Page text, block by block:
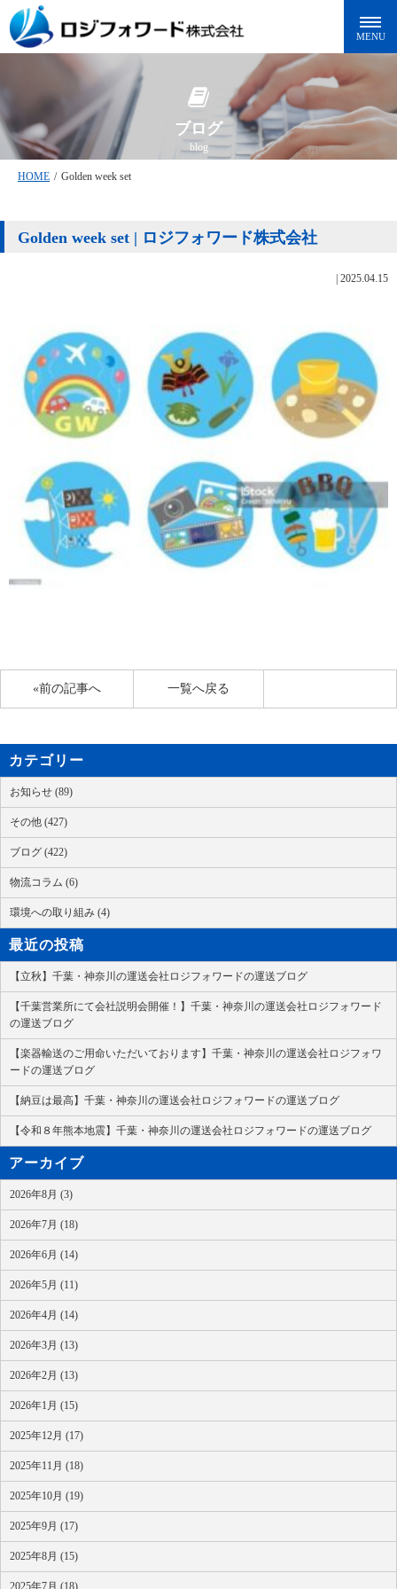
ブログ
blog
HOME / Golden week set
Golden week set | ロジフォワード株式会社
2025.04.15
«前の記事へ 一覧へ戻る
カテゴリー
お知らせ (89)
その他 (427)
ブログ (422)
物流コラム (6)
環境への取り組み (4)
最近の投稿
【立秋】千葉・神奈川の運送会社ロジフォワードの運送ブログ
【千葉営業所にて会社説明会開催！】千葉・神奈川の運送会社ロジフォワード
の運送ブログ
【楽器輸送のご用命いただいております】千葉・神奈川の運送会社ロジフォワ
ードの運送ブログ
【納豆は最高】千葉・神奈川の運送会社ロジフォワードの運送ブログ
【令和８年熊本地震】千葉・神奈川の運送会社ロジフォワードの運送ブログ
アーカイブ
2026年8月 (3)
2026年7月 (18)
2026年6月 (14)
2026年5月 (11)
2026年4月 (14)
2026年3月 (13)
2026年2月 (13)
2026年1月 (15)
2025年12月 (17)
2025年11月 (18)
2025年10月 (19)
2025年9月 (17)
2025年8月 (15)